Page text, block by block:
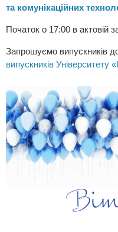
та комунікаційних
Початок о 17:00 в актовій
Запрошуємо випускників
випускників Університету